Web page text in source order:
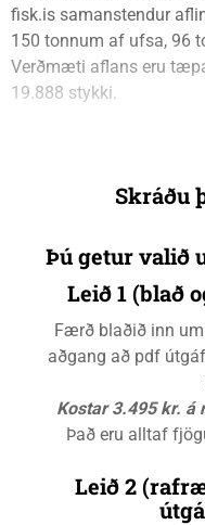
fisk.is samanstendur
150 tonnum af ufsa, 96
Verðmæti aflans eru
19.888 stykki.
Skráðu
Þú getur valið
Leið 1 (blað
Færð blaðið inn
aðgang að pdf
Kostar 3.495 kr. á
Það eru alltaf
Leið 2